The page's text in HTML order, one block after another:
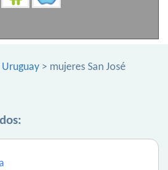
Uruguay > mujeres San José